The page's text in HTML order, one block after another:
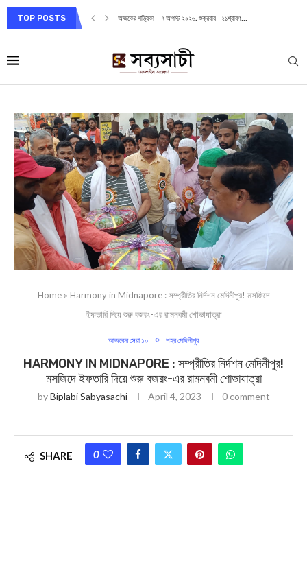
TOP POSTS আজকের পত্রিকা – ৭ আগস্ট ২০২৬, শুক্রবার– ২১শ্রাবণ...
Home » Harmony in Midnapore : সম্প্রীতির নির্দশন মেদিনীপুর! মসজিদে
ইফতারি দিয়ে শুরু বজরং-এর রামনবমী শোভাযাত্রা
আজকের সেরা ১০ শহর মেদিনীপুর
HARMONY IN MIDNAPORE : সম্প্রীতির নির্দশন মেদিনীপুর!
মসজিদে ইফতারি দিয়ে শুরু বজরং-এর রামনবমী শোভাযাত্রা
byBiplabi Sabyasachi April 4, 2023 0 comment
SHARE 0